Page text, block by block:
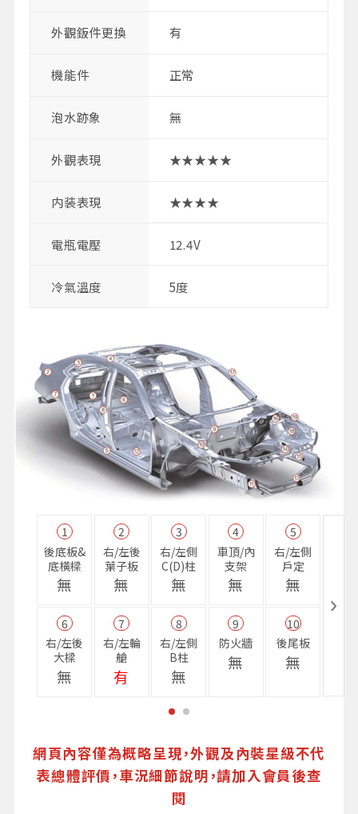
外觀鈑件更換 有
機能件 正常
泡水跡象 無
外觀表現 ★★★★★
内装表現 ★★★★
電瓶電壓 12.4V
冷氣溫度 5度
1
後底板&
底橫樑
無
2
右/左後
葉子板
無
3
右/左側
C(D)柱
無
4
車頂/內
支架
無
5
右/左側
戶定
無
6
右/左後
大樑
無
7
右/左輪
艙
有
8
右/左側
B柱
無
9
防火牆
無
10
後尾板
無
網頁內容僅為概略呈現，外觀及內裝星級不代
表總體評價，車況細節說明，請加入會員後查
閱